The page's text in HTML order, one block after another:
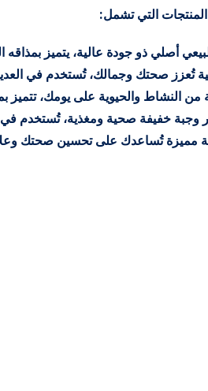
التي تشمل:
تُعزز صحتك وجمالك، تُستخدم في
والحيوية على يومك، تتميز
خفيفة صحية ومغذية، تُستخدم في
مميزة تُساعدك على تحسين صحتك